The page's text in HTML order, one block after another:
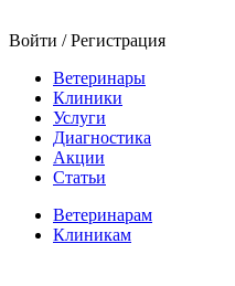
Войти / Регистрация
Ветеринары
Клиники
Услуги
Диагностика
Акции
Статьи
Ветеринарам
Клиникам